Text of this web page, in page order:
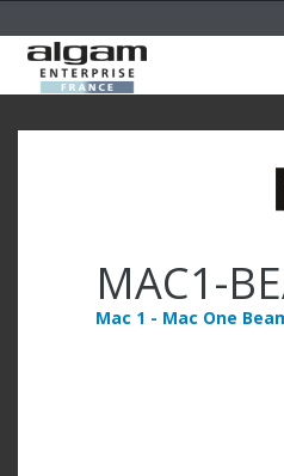
MAC1-
Mac 1 - Mac One